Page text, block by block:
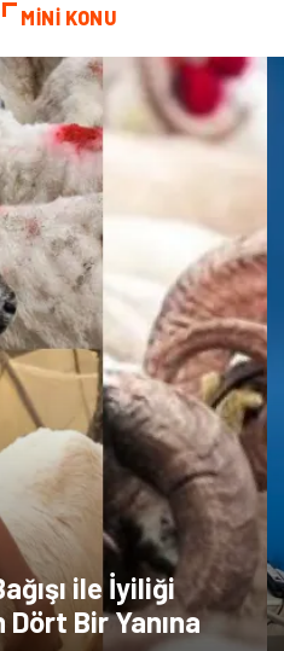
MİNİ KONU
ile İyiliği
Dört Bir Yanına